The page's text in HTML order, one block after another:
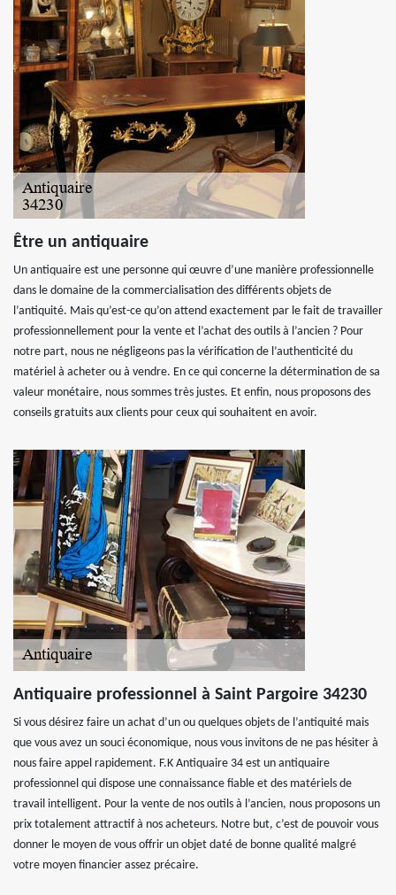
Être un antiquaire
Un antiquaire est une personne qui œuvre d’une manière professionnelle
dans le domaine de la commercialisation des différents objets de
l’antiquité. Mais qu’est-ce qu’on attend exactement par le fait de travailler
professionnellement pour la vente et l’achat des outils à l’ancien ? Pour
notre part, nous ne négligeons pas la vérification de l’authenticité du
matériel à acheter ou à vendre. En ce qui concerne la détermination de sa
valeur monétaire, nous sommes très justes. Et enfin, nous proposons des
conseils gratuits aux clients pour ceux qui souhaitent en avoir.
Antiquaire professionnel à Saint Pargoire 34230
Si vous désirez faire un achat d’un ou quelques objets de l’antiquité mais
que vous avez un souci économique, nous vous invitons de ne pas hésiter à
nous faire appel rapidement. F.K Antiquaire 34 est un antiquaire
professionnel qui dispose une connaissance fiable et des matériels de
travail intelligent. Pour la vente de nos outils à l’ancien, nous proposons un
prix totalement attractif à nos acheteurs. Notre but, c’est de pouvoir vous
donner le moyen de vous offrir un objet daté de bonne qualité malgré
votre moyen financier assez précaire.